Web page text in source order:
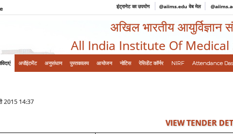
इंट्रानेट का उपयोग @aiims.edu वेब मेल
अखिल भारतीय आयुर्विज्ञान
All India Institute Of Medical
अपॉइंटमेंट अनुसंधान पुस्तकालय आयोजन नोटिस रेसिडेंट कॉर्नर NIRF Attendance
2015 14:37
VIEW TENDER